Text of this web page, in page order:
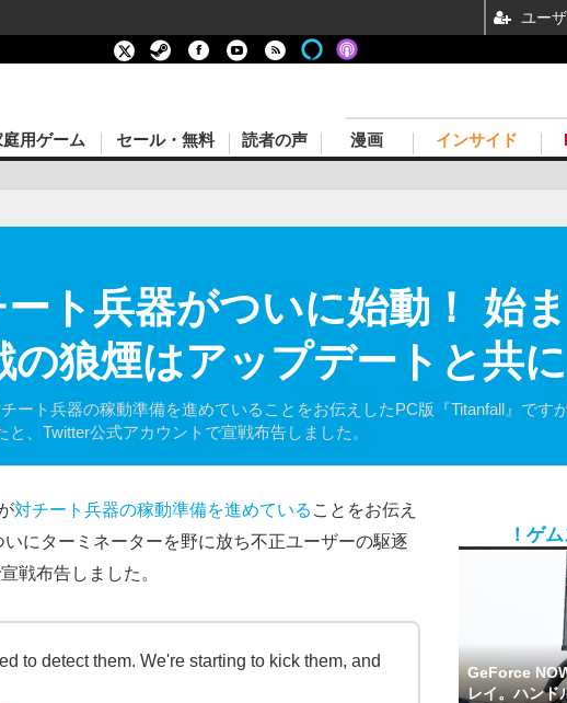
庭用ゲーム セール・無料 読者の声 漫画 インサイド
ート兵器がついに始動！ 始
の狼煙はアップデートと共に
ート兵器の稼動準備を進めていることをお伝えしたPC版『Titanfall』です
、Twitter公式アカウントで宣戦布告しました。
対チート兵器の稼動準備を進めている ことをお伝え
いにターミネーターを野に放ち不正ユーザーの駆逐
戦布告しました。
to detect them. We're starting to kick them, and
！ゲ
GeForce
レイ。ハンド
ユー